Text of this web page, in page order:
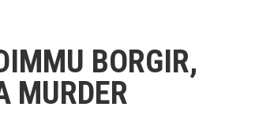
BORGIR,
MURDER